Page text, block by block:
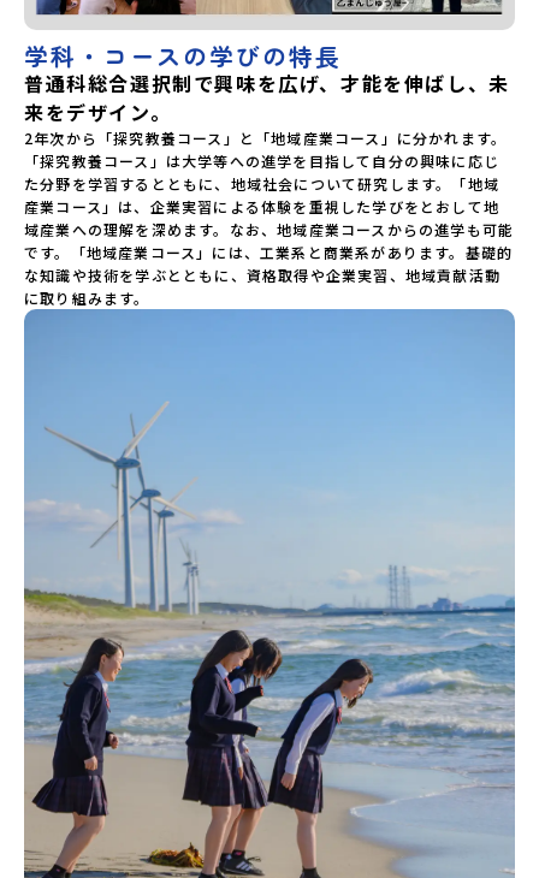
学科・コースの学びの特長
普通科総合選択制で興味を広げ、才能を伸ばし、未
来をデザイン。
2年次から「探究教養コース」と「地域産業コース」に分かれます。
「探究教養コース」は大学等への進学を目指して自分の興味に応じ
た分野を学習するとともに、地域社会について研究します。「地域
産業コース」は、企業実習による体験を重視した学びをとおして地
域産業への理解を深めます。なお、地域産業コースからの進学も可能
です。「地域産業コース」には、工業系と商業系があります。基礎的
な知識や技術を学ぶとともに、資格取得や企業実習、地域貢献活動
に取り組みます。